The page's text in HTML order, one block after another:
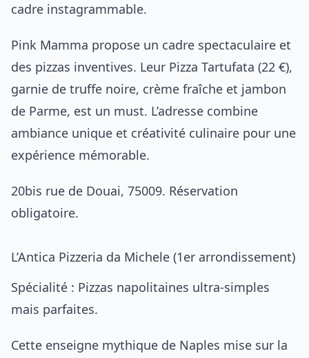
cadre instagrammable.
Pink Mamma propose un cadre spectaculaire et
des pizzas inventives. Leur Pizza Tartufata (22 €),
garnie de truffe noire, crème fraîche et jambon
de Parme, est un must. L’adresse combine
ambiance unique et créativité culinaire pour une
expérience mémorable.
20bis rue de Douai, 75009. Réservation
obligatoire.
L’Antica Pizzeria da Michele (1er arrondissement)
Spécialité : Pizzas napolitaines ultra-simples
mais parfaites.
Cette enseigne mythique de Naples mise sur la